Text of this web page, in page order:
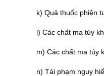
k) Quả thuốc phiện
l) Các chất ma túy
m) Các chất ma túy
n) Tái phạm nguy